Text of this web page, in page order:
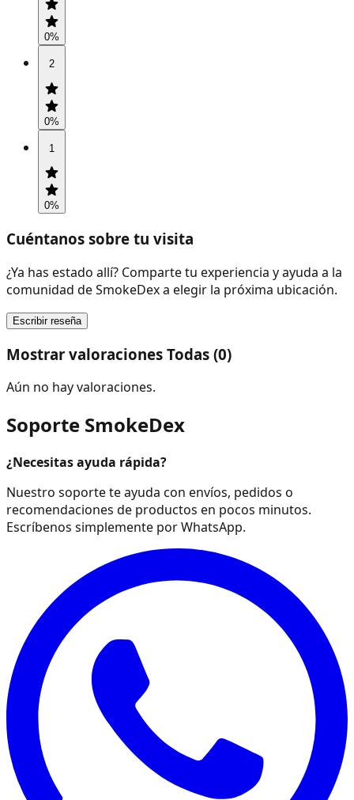
0%
2
0%
1
0%
Cuéntanos sobre tu visita
¿Ya has estado allí? Comparte tu experiencia y ayuda a la
comunidad de SmokeDex a elegir la próxima ubicación.
Escribir reseña
Mostrar valoraciones Todas (0)
Aún no hay valoraciones.
Soporte SmokeDex
¿Necesitas ayuda rápida?
Nuestro soporte te ayuda con envíos, pedidos o
recomendaciones de productos en pocos minutos.
Escríbenos simplemente por WhatsApp.